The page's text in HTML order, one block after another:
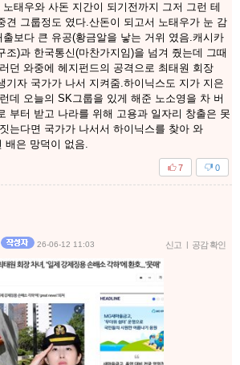
태우와 사돈 지간이 되기전까지 그저 그런 테
견 그룹정도 였다.산돈이 되고서 노태우가 눈 감
보다 큰 유공(황금알을 낳는 거위 였음.캐시카
조)과 한국통신(마찬가지임)을 넘겨 줬는데 그때
던 와중에 헤지펀드의 공격으로 최태원 회장
기자 국가가 나서 지켜줌.하이닉스도 지가 지은
데 오늘의 SK그룹을 있게 해준 노소영을 차 버
부터 받고 나라를 위해 고용과 일자리 창출은 못
는다면 국가가 나서서 하이닉스를 찾아 와
배은 망덕이 없음.
0
7
26-06-12 11:03 신고 | 공감 확인